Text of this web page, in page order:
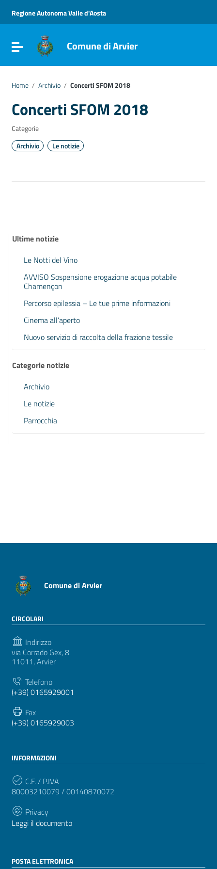
Vai al menu di navigazione
Vai al footer
Regione Autonoma Valle d'Aosta
Attiva / disattiva la navigazione
Comune di Arvier
Home / Archivio / Concerti SFOM 2018
Concerti SFOM 2018
Categorie
Archivio
Le notizie
Ultime notizie
Le Notti del Vino
AVVISO Sospensione erogazione acqua potabile
Chamençon
Percorso epilessia – Le tue prime informazioni
Cinema all’aperto
Nuovo servizio di raccolta della frazione tessile
Categorie notizie
Archivio
Le notizie
Parrocchia
Comune di Arvier
CIRCOLARI
Indirizzo
via Corrado Gex, 8
11011, Arvier
Telefono
(+39) 0165929001
Fax
(+39) 0165929003
INFORMAZIONI
C.F. / P.IVA
80003210079 / 00140870072
Privacy
Leggi il documento
POSTA ELETTRONICA